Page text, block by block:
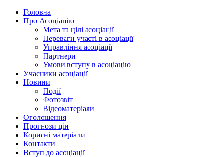
Головна
Про Асоціацію
Мета та цілі асоціації
Переваги участі в асоціації
Управління асоціації
Партнери
Умови вступу в асоціацію
Учасники асоціації
Новини
Події
Фотозвіт
Відеоматеріали
Оголошення
Прогнози цін
Корисні матеріали
Контакти
Вступ до асоціації